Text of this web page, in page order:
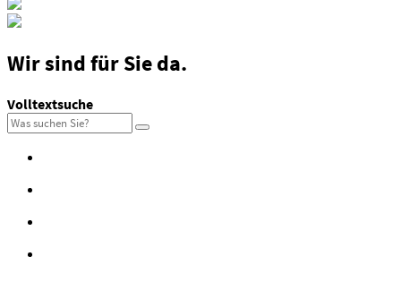
Wir sindfür Sie da.
Volltextsuche